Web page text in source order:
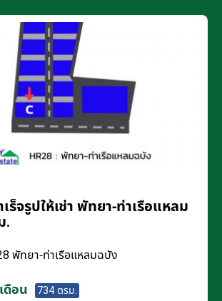
ร็จรูปให้เช่า พัทยา-ท่าเรือแหลม
.
พัทยา-ท่าเรือแหลมฉบัง
ดือน 734 ตรม.